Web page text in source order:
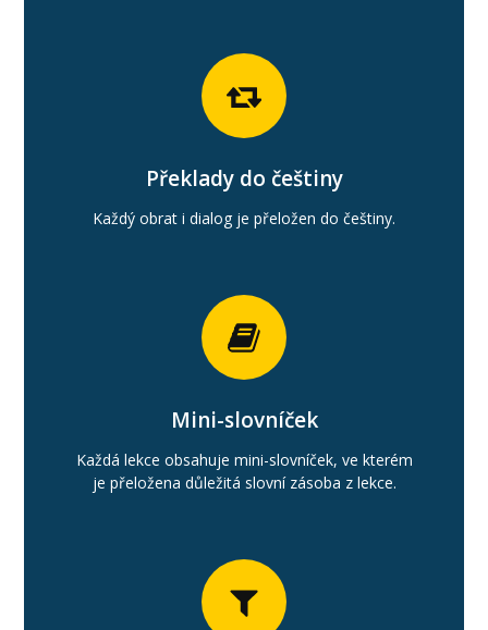
Překlady do češtiny
Každý obrat i dialog je přeložen do češtiny.
Mini-slovníček
Každá lekce obsahuje mini-slovníček, ve kterém
je přeložena důležitá slovní zásoba z lekce.